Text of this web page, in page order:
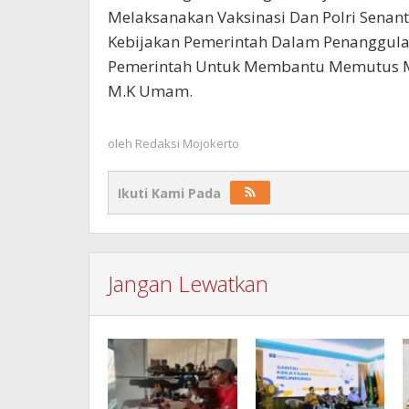
Melaksanakan Vaksinasi Dan Polri
Kebijakan Pemerintah Dalam
Pemerintah Untuk Membantu Memutus
M.K Umam.
oleh Redaksi Mojokerto
Ikuti Kami Pada
Jangan Lewatkan